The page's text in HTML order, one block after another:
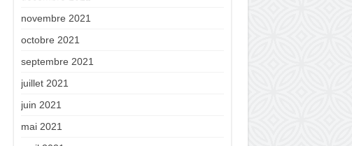
novembre 2021
octobre 2021
septembre 2021
juillet 2021
juin 2021
mai 2021